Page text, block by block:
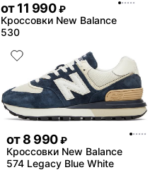
от11 990 ₽
Кроссовки New Balance
530
от8 990 ₽
Кроссовки New Balance
574 Legacy Blue White